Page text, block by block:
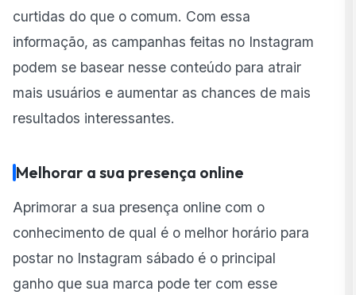
curtidas do que o comum. Com essa
informação, as campanhas feitas no Instagram
podem se basear nesse conteúdo para atrair
mais usuários e aumentar as chances de mais
resultados interessantes.
Melhorar a sua presença online
Aprimorar a sua presença online com o
conhecimento de qual é o melhor horário para
postar no Instagram sábado é o principal
ganho que sua marca pode ter com esse